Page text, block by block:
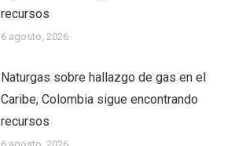
recursos
6 agosto, 2026
Naturgas sobre hallazgo de gas en el
Caribe, Colombia sigue encontrando
recursos